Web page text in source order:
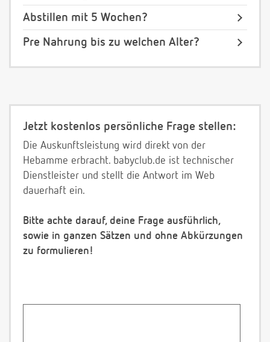
Abstillen mit 5 Wochen?
Pre Nahrung bis zu welchen Alter?
Jetzt kostenlos persönliche Frage stellen:
Die Auskunftsleistung wird direkt von der
Hebamme erbracht. babyclub.de ist technischer
Dienstleister und stellt die Antwort im Web
dauerhaft ein.
Bitte achte darauf, deine Frage ausführlich,
sowie in ganzen Sätzen und ohne Abkürzungen
zu formulieren!